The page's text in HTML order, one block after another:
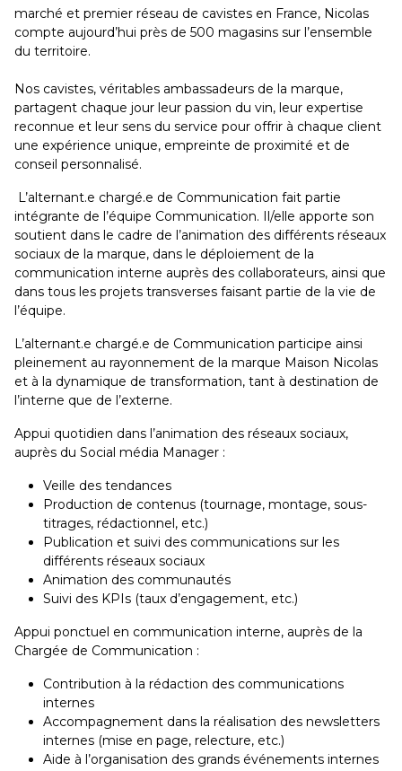
marché et premier réseau de cavistes en France, Nicolas
compte aujourd’hui près de 500 magasins sur l’ensemble
du territoire.
Nos cavistes, véritables ambassadeurs de la marque,
partagent chaque jour leur passion du vin, leur expertise
reconnue et leur sens du service pour offrir à chaque client
une expérience unique, empreinte de proximité et de
conseil personnalisé.
L’alternant.e chargé.e de Communication fait partie
intégrante de l’équipe Communication. Il/elle apporte son
soutient dans le cadre de l’animation des différents réseaux
sociaux de la marque, dans le déploiement de la
communication interne auprès des collaborateurs, ainsi que
dans tous les projets transverses faisant partie de la vie de
l’équipe.
L’alternant.e chargé.e de Communication participe ainsi
pleinement au rayonnement de la marque Maison Nicolas
et à la dynamique de transformation, tant à destination de
l’interne que de l’externe.
Appui quotidien dans l’animation des réseaux sociaux,
auprès du Social média Manager :
Veille des tendances
Production de contenus (tournage, montage, sous-
titrages, rédactionnel, etc.)
Publication et suivi des communications sur les
différents réseaux sociaux
Animation des communautés
Suivi des KPIs (taux d’engagement, etc.)
Appui ponctuel en communication interne, auprès de la
Chargée de Communication :
Contribution à la rédaction des communications
internes
Accompagnement dans la réalisation des newsletters
internes (mise en page, relecture, etc.)
Aide à l’organisation des grands événements internes